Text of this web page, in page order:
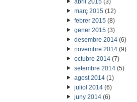
abril 2015(3)
març 2015(12)
febrer 2015(8)
gener 2015(3)
desembre 2014(6)
novembre 2014(9)
octubre 2014(7)
setembre 2014(5)
agost 2014(1)
juliol 2014(6)
juny 2014(6)